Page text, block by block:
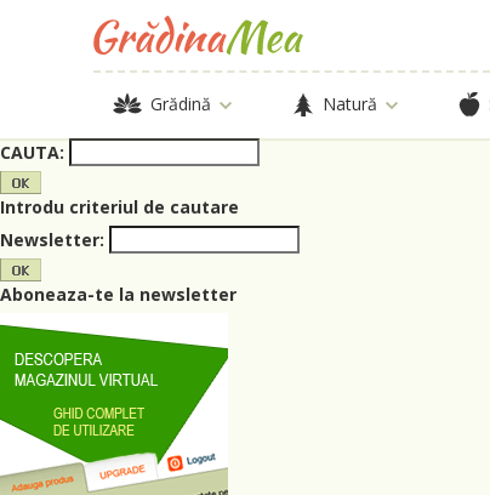
Grădină Natură
CAUTA:
Introdu criteriul de cautare
Newsletter:
Aboneaza-te la newsletter